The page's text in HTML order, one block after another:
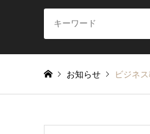
お知らせ ビジネ